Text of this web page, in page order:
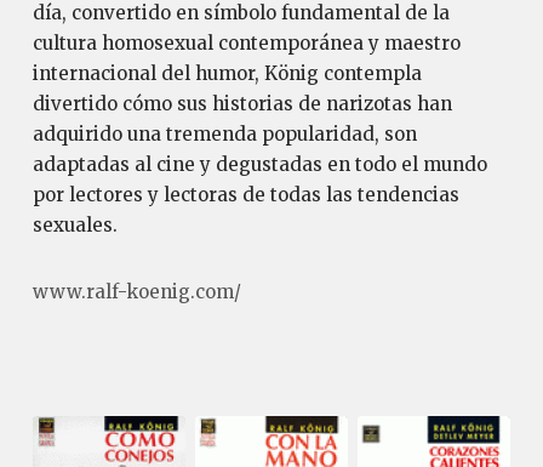
día, convertido en símbolo fundamental de la
cultura homosexual contemporánea y maestro
internacional del humor, König contempla
divertido cómo sus historias de narizotas han
adquirido una tremenda popularidad, son
adaptadas al cine y degustadas en todo el mundo
por lectores y lectoras de todas las tendencias
sexuales.
www.ralf-koenig.com/